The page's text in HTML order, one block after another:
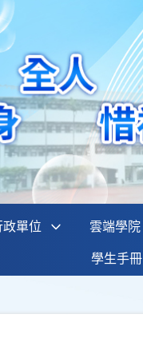
政單位 雲端學院
學生手冊